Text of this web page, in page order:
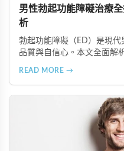
男性勃起功能障礙治療
析
勃起功能障礙（ED）是現
品質與自信心。本文全面解
人狀況選擇最適合的治療方
READ MORE →